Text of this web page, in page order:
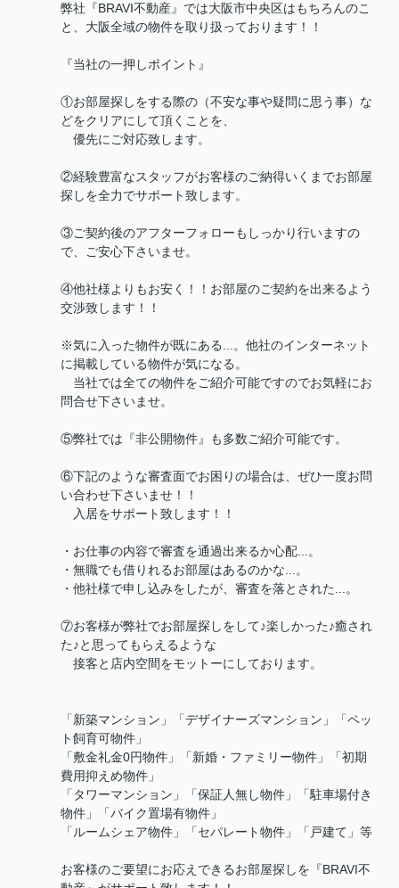
弊社『BRAVI不動産』では大阪市中央区はもちろんのこ
と、大阪全域の物件を取り扱っております！！
『当社の一押しポイント』
①お部屋探しをする際の（不安な事や疑問に思う事）な
どをクリアにして頂くことを、
優先にご対応致します。
②経験豊富なスタッフがお客様のご納得いくまでお部屋
探しを全力でサポート致します。
③ご契約後のアフターフォローもしっかり行いますの
で、ご安心下さいませ。
④他社様よりもお安く！！お部屋のご契約を出来るよう
交渉致します！！
※気に入った物件が既にある...。他社のインターネット
に掲載している物件が気になる。
当社では全ての物件をご紹介可能ですのでお気軽にお
問合せ下さいませ。
⑤弊社では『非公開物件』も多数ご紹介可能です。
⑥下記のような審査面でお困りの場合は、ぜひ一度お問
い合わせ下さいませ！！
入居をサポート致します！！
・お仕事の内容で審査を通過出来るか心配...。
・無職でも借りれるお部屋はあるのかな...。
・他社様で申し込みをしたが、審査を落とされた...。
⑦お客様が弊社でお部屋探しをして♪楽しかった♪癒され
た♪と思ってもらえるような
接客と店内空間をモットーにしております。
「新築マンション」「デザイナーズマンション」「ペッ
ト飼育可物件」
「敷金礼金0円物件」「新婚・ファミリー物件」「初期
費用抑えめ物件」
「タワーマンション」「保証人無し物件」「駐車場付き
物件」「バイク置場有物件」
「ルームシェア物件」「セパレート物件」「戸建て」等
お客様のご要望にお応えできるお部屋探しを『BRAVI不